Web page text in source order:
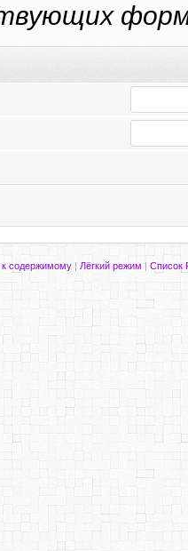
форм
к содержимому | Лёгкий режим | Список